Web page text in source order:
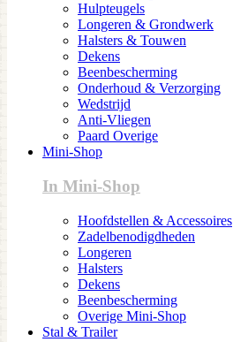
Hulpteugels
Longeren & Grondwerk
Halsters & Touwen
Dekens
Beenbescherming
Onderhoud & Verzorging
Wedstrijd
Anti-Vliegen
Paard Overige
Mini-Shop
In Mini-Shop
Hoofdstellen & Accessoires
Zadelbenodigdheden
Longeren
Halsters
Dekens
Beenbescherming
Overige Mini-Shop
Stal & Trailer